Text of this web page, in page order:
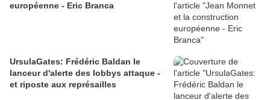
européenne - Eric Branca
UrsulaGates: Frédéric Baldan le
lanceur d'alerte des lobbys attaque -
et riposte aux représailles